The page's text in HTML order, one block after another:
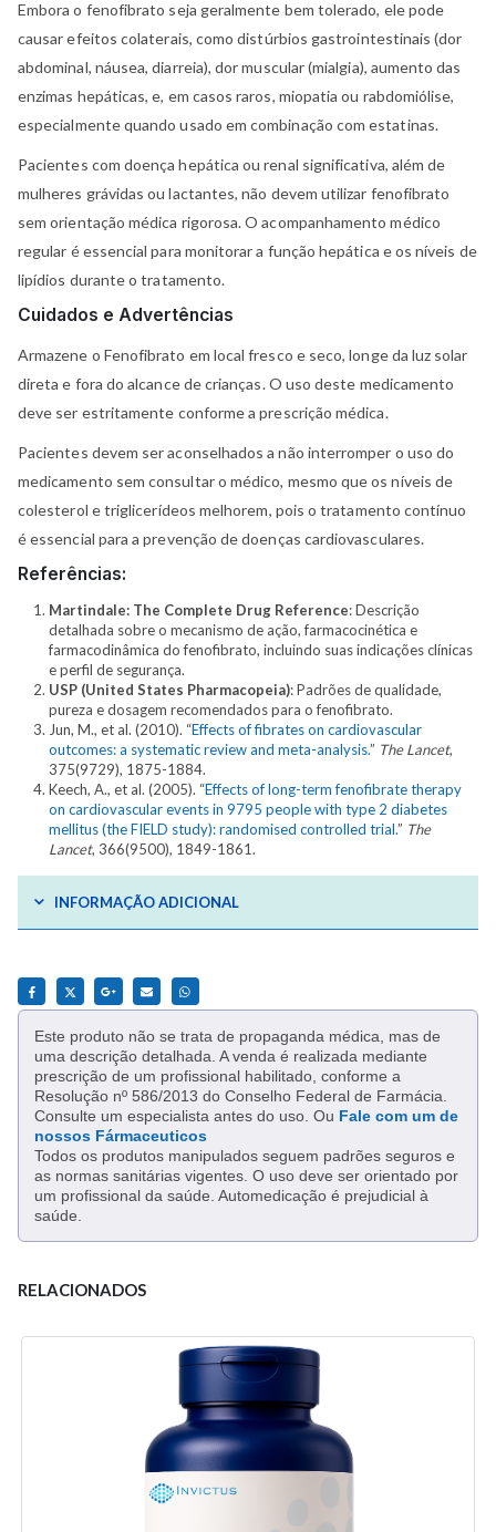
Embora o fenofibrato seja geralmente bem tolerado, ele pode
causar efeitos colaterais, como distúrbios gastrointestinais (dor
abdominal, náusea, diarreia), dor muscular (mialgia), aumento das
enzimas hepáticas, e, em casos raros, miopatia ou rabdomiólise,
especialmente quando usado em combinação com estatinas.
Pacientes com doença hepática ou renal significativa, além de
mulheres grávidas ou lactantes, não devem utilizar fenofibrato
sem orientação médica rigorosa. O acompanhamento médico
regular é essencial para monitorar a função hepática e os níveis de
lipídios durante o tratamento.
Cuidados e Advertências
Armazene o Fenofibrato em local fresco e seco, longe da luz solar
direta e fora do alcance de crianças. O uso deste medicamento
deve ser estritamente conforme a prescrição médica.
Pacientes devem ser aconselhados a não interromper o uso do
medicamento sem consultar o médico, mesmo que os níveis de
colesterol e triglicerídeos melhorem, pois o tratamento contínuo
é essencial para a prevenção de doenças cardiovasculares.
Referências:
Martindale: The Complete Drug Reference: Descrição
detalhada sobre o mecanismo de ação, farmacocinética e
farmacodinâmica do fenofibrato, incluindo suas indicações clínicas
e perfil de segurança.
USP (United States Pharmacopeia): Padrões de qualidade,
pureza e dosagem recomendados para o fenofibrato.
Jun, M., et al. (2010). “Effects of fibrates on cardiovascular
outcomes: a systematic review and meta-analysis.” The Lancet,
375(9729), 1875-1884.
Keech, A., et al. (2005). “Effects of long-term fenofibrate therapy
on cardiovascular events in 9795 people with type 2 diabetes
mellitus (the FIELD study): randomised controlled trial.” The
Lancet, 366(9500), 1849-1861.
INFORMAÇÃO ADICIONAL
Este produto não se trata de propaganda médica, mas de
uma descrição detalhada. A venda é realizada mediante
prescrição de um profissional habilitado, conforme a
Resolução nº 586/2013 do Conselho Federal de Farmácia.
Consulte um especialista antes do uso. Ou Fale com um de
nossos Fármaceuticos
Todos os produtos manipulados seguem padrões seguros e
as normas sanitárias vigentes. O uso deve ser orientado por
um profissional da saúde. Automedicação é prejudicial à
saúde.
RELACIONADOS